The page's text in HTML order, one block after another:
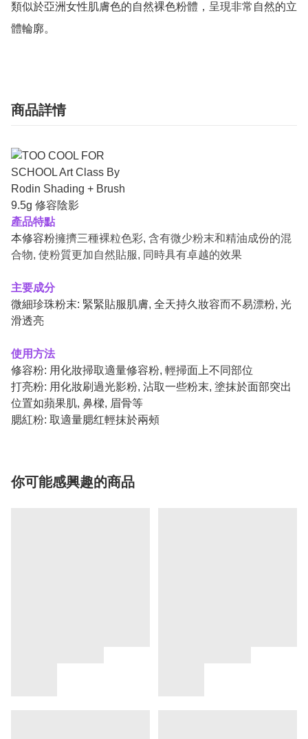
類似於亞洲女性肌膚色的自然裸色粉體，呈現非常自然的立
商品詳情
產品特點
本修容粉擁擠三種裸粒色彩, 含有微少粉末和精油成份的混
合物, 使粉質更加自然貼服, 同時具有卓越的效果
主要成分
微細珍珠粉末: 緊緊貼服肌膚, 全天持久妝容而不易漂粉, 光
滑透亮
使用方法
修容粉: 用化妝掃取適量修容粉, 輕掃面上不同部位
打亮粉: 用化妝刷過光影粉, 沾取一些粉末, 塗抹於面部突出
位置如蘋果肌, 鼻樑, 眉骨等
腮紅粉: 取適量腮红輕抹於兩頰
你可能感興趣的商品